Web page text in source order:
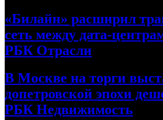
«Билайн» расширил
сеть между дата-
РБК Отрасли
В Москве на торги
допетровской эпохи
РБК Недвижимость